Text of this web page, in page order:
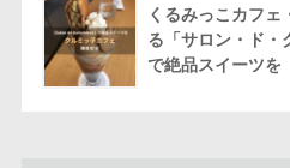
くるみっこカフェ
る「サロン・ド・
で絶品スイーツを